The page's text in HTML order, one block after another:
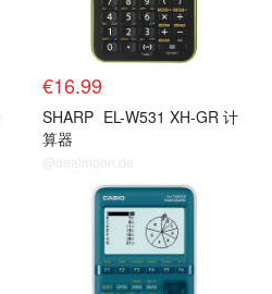
€16.99
SHARP EL-W531 XH-GR 计
算器
@dealmoon.de